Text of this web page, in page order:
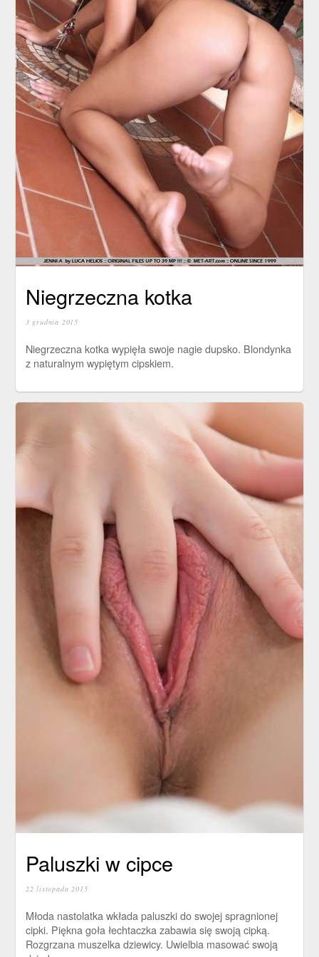
Niegrzeczna kotka
3 grudnia 2015
Niegrzeczna kotka wypięła swoje nagie dupsko. Blondynka
z naturalnym wypiętym cipskiem.
Paluszki w cipce
22 listopada 2015
Młoda nastolatka wkłada paluszki do swojej spragnionej
cipki. Piękna goła łechtaczka zabawia się swoją cipką.
Rozgrzana muszelka dziewicy. Uwielbia masować swoją